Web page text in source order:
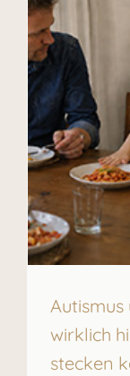
Autismus
wirklich
stecken